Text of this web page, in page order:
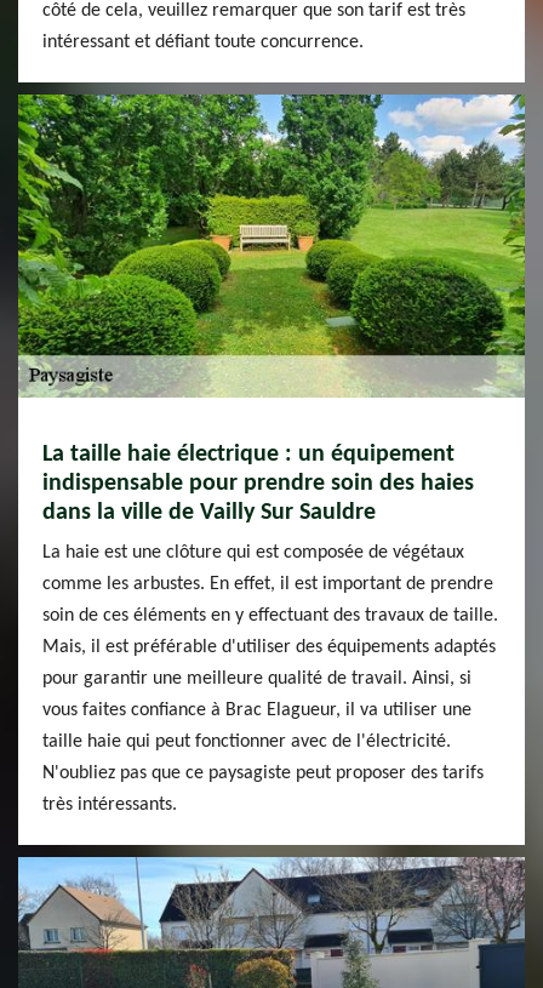
côté de cela, veuillez remarquer que son tarif est très
intéressant et défiant toute concurrence.
La taille haie électrique : un équipement
indispensable pour prendre soin des haies
dans la ville de Vailly Sur Sauldre
La haie est une clôture qui est composée de végétaux
comme les arbustes. En effet, il est important de prendre
soin de ces éléments en y effectuant des travaux de taille.
Mais, il est préférable d'utiliser des équipements adaptés
pour garantir une meilleure qualité de travail. Ainsi, si
vous faites confiance à Brac Elagueur, il va utiliser une
taille haie qui peut fonctionner avec de l'électricité.
N'oubliez pas que ce paysagiste peut proposer des tarifs
très intéressants.